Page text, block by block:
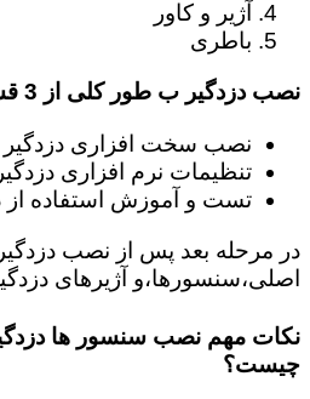
آژیر و کاور
باطری
نصب دزدگیر ب طور کلی از 3 قسمت تشکیل میشود :
نصب سخت افزاری دزدگیر
تنظیمات نرم افزاری دزدگیر
تست و آموزش استفاده از
در مرحله بعد پس از نصب دزدگیر
اصلی،سنسورها،و آژیرهای
نکات مهم نصب سنسور ها
چیست؟